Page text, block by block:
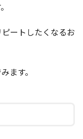
ートしたくなるお
ます。